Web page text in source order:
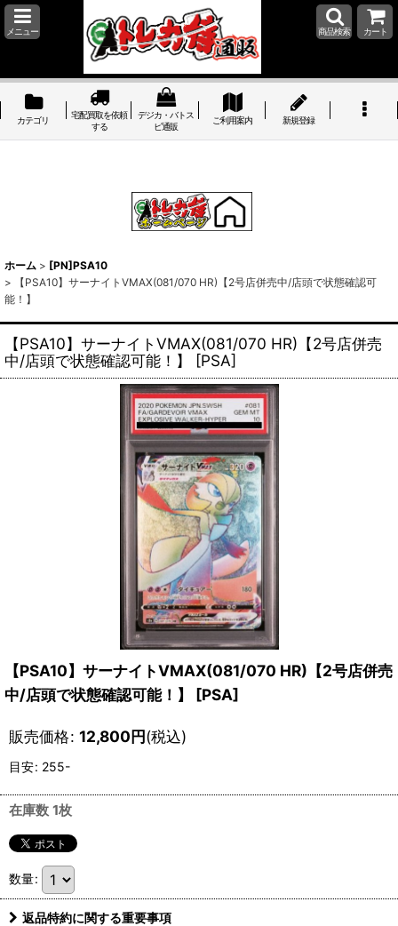
メニュー 商品検索 カート
カテゴリ
宅配買取を依頼
する
デジカ・バトス
ピ通販
ご利用案内 新規登録
ホーム > [PN]PSA10
>
【PSA10】サーナイトVMAX(081/070 HR)【2号店併売中/店頭で状態確認可
能！】
【PSA10】サーナイトVMAX(081/070 HR)【2号店併売
中/店頭で状態確認可能！】
[PSA]
【PSA10】サーナイトVMAX(081/070 HR)【2号店併売
中/店頭で状態確認可能！】
[PSA]
販売価格: 12,800円(税込)
目安: 255-
在庫数 1枚
数量:
返品特約に関する重要事項